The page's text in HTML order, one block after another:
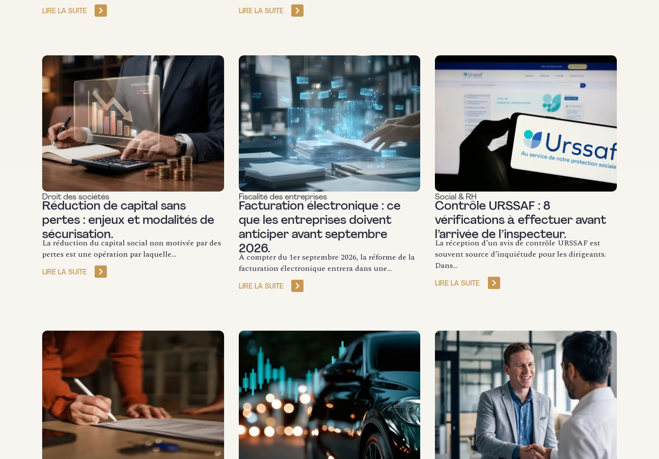
LIRE LA SUITE LIRE LA SUITE
Droit des sociétés
Réduction de capital sans
pertes : enjeux et modalités de
sécurisation.
La réduction du capital social non motivée par des
pertes est une opération par laquelle...
LIRE LA SUITE
Fiscalité des entreprises
Facturation électronique : ce
que les entreprises doivent
anticiper avant septembre
2026.
À compter du 1er septembre 2026, la réforme de la
facturation électronique entrera dans une...
LIRE LA SUITE
Social & RH
Contrôle URSSAF : 8
vérifications à effectuer avant
l’arrivée de l’inspecteur.
La réception d’un avis de contrôle URSSAF est
souvent source d’inquiétude pour les dirigeants.
Dans...
LIRE LA SUITE